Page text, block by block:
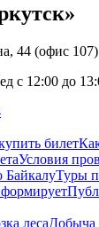
44 (офис 107)
с 12:00 до
билет
Условия
БайкалуТуры
лесаДобыча